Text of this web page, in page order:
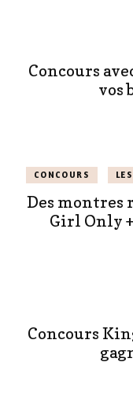
Concours
vos
CONCOURS
Des montres
Girl Only
Concours